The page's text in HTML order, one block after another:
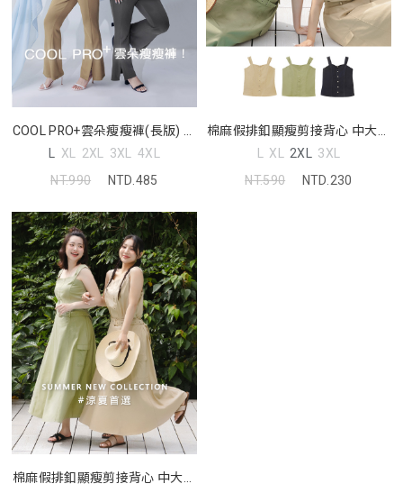
COOL PRO+雲朵瘦瘦褲(長版) 中
大尺碼褲子
L XL 2XL 3XL 4XL
NT.990
NTD.485
棉麻假排釦顯瘦剪接背心 中大尺
碼上衣
L XL 2XL 3XL
NT.590
NTD.230
棉麻假排釦顯瘦剪接背心 中大尺